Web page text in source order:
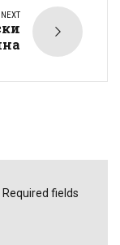
NEXT
fields